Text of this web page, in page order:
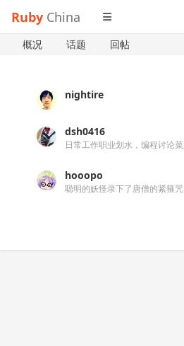
Ruby China
概况 话题 回帖
nightire
dsh0416
hooopo
聪明的妖怪录下了唐僧的紧箍咒